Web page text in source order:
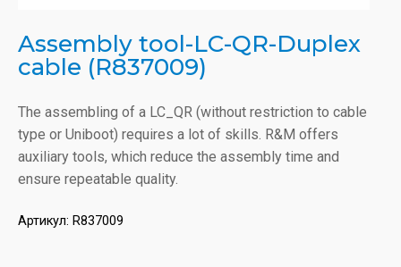
Assembly tool-LC-QR-Duplex
cable (R837009)
The assembling of a LC_QR (without restriction to cable
type or Uniboot) requires a lot of skills. R&M offers
auxiliary tools, which reduce the assembly time and
ensure repeatable quality.
Артикул: R837009